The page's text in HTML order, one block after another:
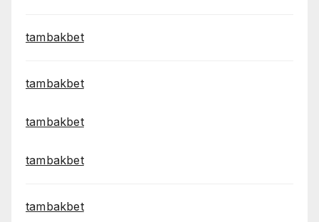
tambakbet
tambakbet
tambakbet
tambakbet
tambakbet